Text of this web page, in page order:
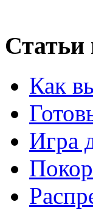
Статьи
Как
Игра